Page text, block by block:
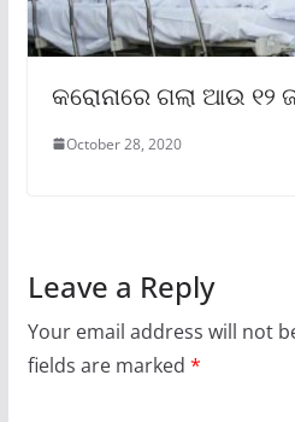
କରୋନାରେ ଗଲା ଆଉ ୧୨
October 28, 2020
Leave a Reply
Your email address will not
fields are marked *